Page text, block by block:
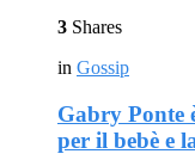
3 Shares
in Gossip
Gabry Ponte
per il bebè e